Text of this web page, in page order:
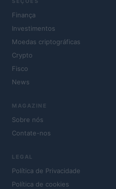
Finança
Investimentos
Moedas criptográficas
Crypto
Fisco
News
MAGAZINE
Sobre nós
Contate-nos
LEGAL
Política de Privacidade
Política de cookies